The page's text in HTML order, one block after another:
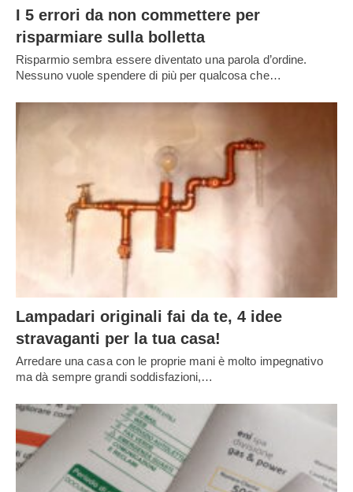
I 5 errori da non commettere per
risparmiare sulla bolletta
Risparmio sembra essere diventato una parola d’ordine.
Nessuno vuole spendere di più per qualcosa che…
Lampadari originali fai da te, 4 idee
stravaganti per la tua casa!
Arredare una casa con le proprie mani è molto impegnativo
ma dà sempre grandi soddisfazioni,…